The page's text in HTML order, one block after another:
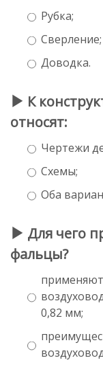
Рубка;
Сверление;
Доводка.
К
относят:
Чертежи
Схемы;
Оба
Для чего
фальцы?
0,82 мм;